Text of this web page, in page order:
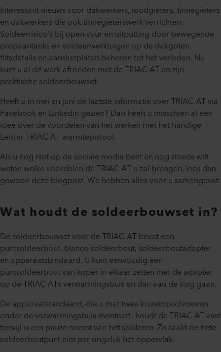
Interessant nieuws voor dakwerkers, loodgieters, tinnegieters
en dakwerkers die ook tinnegieterswerk verrichten:
Soldeerrisico's bij open vuur en uitputting door bewegende
propaantanks en soldeerwerktuigen op de dakgoten,
flitsdetails en aansluitplaten behoren tot het verleden. Nu
kunt u al dit werk afronden met de TRIAC AT en zijn
praktische soldeerbouwset.
Heeft u in mei en juni de laatste informatie over TRIAC AT via
Facebook en Linkedin gezien? Dan heeft u misschien al een
idee over de voordelen van het werken met het handige
Leister TRIAC AT warmtepistool.
Als u nog niet op de sociale media bent en nog steeds wilt
weten welke voordelen de TRIAC AT u zal brengen, lees dan
gewoon deze blogpost. We hebben alles voor u samengevat.
Wat houdt de soldeerbouwset in?
De soldeerbouwset voor de TRIAC AT bevat een
puntsoldeerbout, blanco soldeerbout, soldeerboutadapter
en apparaatstandaard. U kunt eenvoudig een
puntsoldeerbout van koper in elkaar zetten met de adapter
op de TRIAC ATs verwarmingsbuis en dan aan de slag gaan.
De apparaatstandaard, die u met twee kruiskopschroeven
onder de verwarmingsbuis monteert, houdt de TRIAC AT vast
terwijl u een pauze neemt van het solderen. Zo raakt de hete
soldeerboutpunt niet per ongeluk het oppervlak.